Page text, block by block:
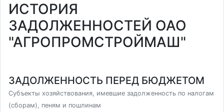
ИСТОРИЯ
ЗАДОЛЖЕННОСТЕЙ ОАО
"АГРОПРОМСТРОЙМАШ"
ЗАДОЛЖЕННОСТЬ ПЕРЕД БЮДЖЕТОМ
Субъекты хозяйствования, имевшие задолженность по налогам
(сборам), пеням и пошлинам